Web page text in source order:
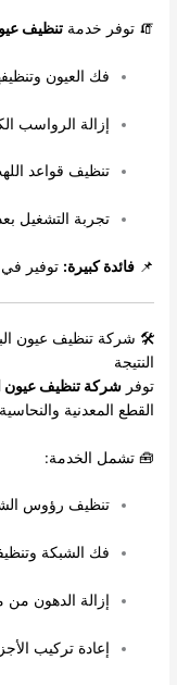
🧯 توفر خدمةتنظيف
فك العيون
إزالة الرواسب
تنظيف قواعد
تجربة التشغيل
📌فائدة كبيرة: توفير
🛠️ شركة تنظيف عيون
النتيجة
توفرشركة تنظيف عيون
القطع المعدنية
🧰 تشمل الخدمة:
تنظيف رؤوس
فك الشبكة
إزالة الدهون من
إعادة تركيب